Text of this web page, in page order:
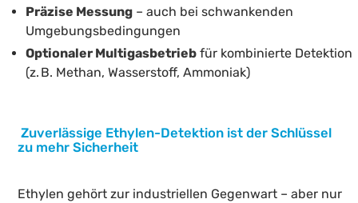
Präzise Messung – auch bei schwankenden
Umgebungsbedingungen
Optionaler Multigasbetrieb für kombinierte Detektion
(z. B. Methan, Wasserstoff, Ammoniak)
Zuverlässige Ethylen-Detektion ist der Schlüssel
zu mehr Sicherheit
Ethylen gehört zur industriellen Gegenwart – aber nur